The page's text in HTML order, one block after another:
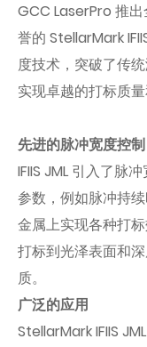
GCC LaserPro 推
誉的 StellarMark
度技术，突破了传
实现卓越的打标质量
先进的脉冲宽度控制
IFIIS JML 引入了脉
参数，例如脉冲持
金属上实现各种打
打标到光泽表面和
质。
广泛的应用
StellarMark IFIIS